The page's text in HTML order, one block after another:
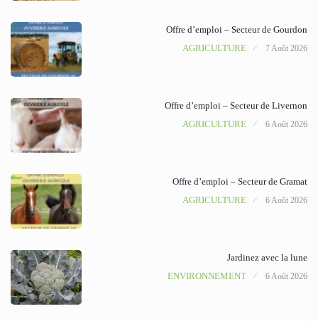
Offre d’emploi – Secteur de Gourdon
AGRICULTURE
7 Août 2026
Offre d’emploi – Secteur de Livernon
AGRICULTURE
6 Août 2026
Offre d’emploi – Secteur de Gramat
AGRICULTURE
6 Août 2026
Jardinez avec la lune
ENVIRONNEMENT
6 Août 2026